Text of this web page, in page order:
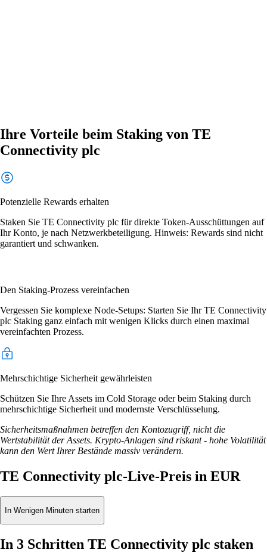
Ihre Vorteile beim Staking von TE
Connectivity plc
Potenzielle Rewards erhalten
Staken Sie TE Connectivity plc für direkte Token-Ausschüttungen auf
Ihr Konto, je nach Netzwerkbeteiligung. Hinweis: Rewards sind nicht
garantiert und schwanken.
Den Staking-Prozess vereinfachen
Vergessen Sie komplexe Node-Setups: Starten Sie Ihr TE Connectivity
plc Staking ganz einfach mit wenigen Klicks durch einen maximal
vereinfachten Prozess.
Mehrschichtige Sicherheit gewährleisten
Schützen Sie Ihre Assets im Cold Storage oder beim Staking durch
mehrschichtige Sicherheit und modernste Verschlüsselung.
Sicherheitsmaßnahmen betreffen den Kontozugriff, nicht die
Wertstabilität der Assets. Krypto-Anlagen sind riskant - hohe Volatilität
kann den Wert Ihrer Bestände massiv verändern.
TE Connectivity plc-Live-Preis in EUR
In Wenigen Minuten starten
In 3 Schritten TE Connectivity plc staken